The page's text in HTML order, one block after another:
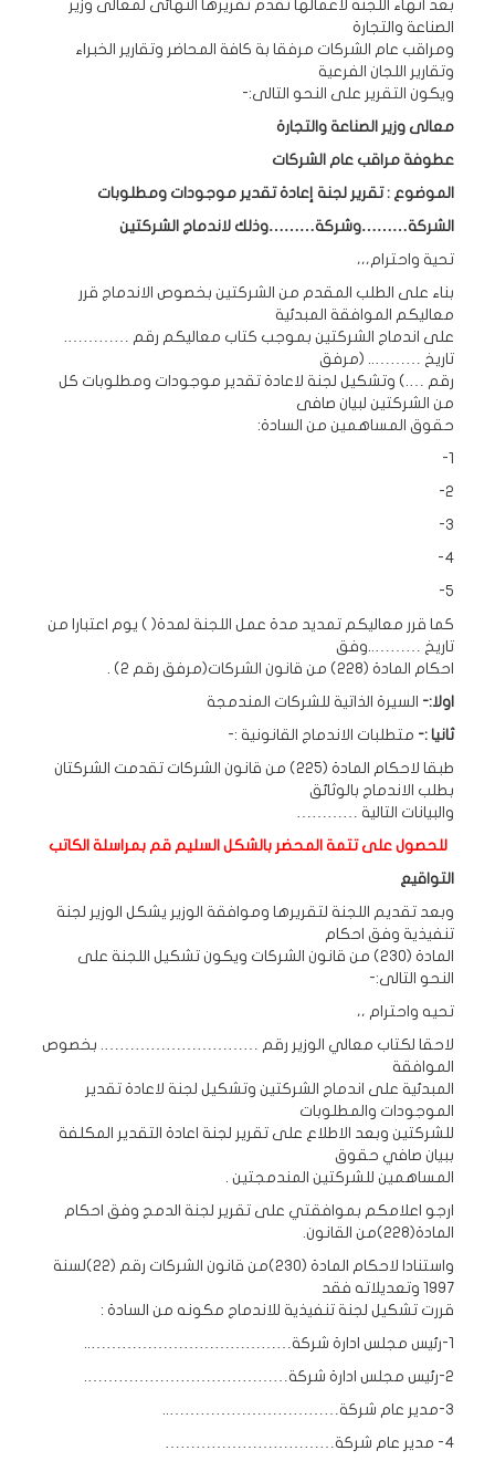
بعد انهاء اللجنة لاعمالها تقدم تقريرها النهائى لمعالى وزير
الصناعة والتجارة
ومراقب عام الشركات مرفقا بة كافة المحاضر وتقارير الخبراء
وتقارير اللجان الفرعية
ويكون التقرير على النحو التالى:-
معالى وزير الصناعة والتجارة
عطوفة مراقب عام الشركات
الموضوع : تقرير لجنة إعادة تقدير موجودات ومطلوبات
الشركة………وشركة………وذلك لاندماج الشركتين
تحية واحترام،،،
بناء على الطلب المقدم من الشركتين بخصوص الاندماج قرر
معاليكم الموافقة المبدئية
على اندماج الشركتين بموجب كتاب معاليكم رقم ………….
تاريخ ……….. (مرفق
رقم ….) وتشكيل لجنة لاعادة تقدير موجودات ومطلوبات كل
من الشركتين لبيان صافى
حقوق المساهمين من السادة:
1-
2-
3-
4-
5-
كما قرر معاليكم تمديد مدة عمل اللجنة لمدة( ) يوم اعتبارا من
تاريخ ………..وفق
احكام المادة (228) من قانون الشركات(مرفق رقم 2) .
اولا:- السيرة الذاتية للشركات المندمجة
ثانيا :- متطلبات الاندماج القانونية :-
طبقا لاحكام المادة (225) من قانون الشركات تقدمت الشركتان
بطلب الاندماج بالوثائق
والبيانات التالية …………
للحصول على تتمة المحضر بالشكل السليم قم بمراسلة الكاتب
التواقيع
وبعد تقديم اللجنة لتقريرها وموافقة الوزير يشكل الوزير لجنة
تنفيذية وفق احكام
المادة (230) من قانون الشركات ويكون تشكيل اللجنة على
النحو التالى:-
تحيه واحترام ،،
لاحقا لكتاب معالي الوزير رقم …………………………. بخصوص
الموافقة
المبدئية على اندماج الشركتين وتشكيل لجنة لاعادة تقدير
الموجودات والمطلوبات
للشركتين وبعد الاطلاع على تقرير لجنة اعادة التقدير المكلفة
ببيان صافي حقوق
المساهمين للشركتين المندمجتين .
ارجو اعلامكم بموافقتي على تقرير لجنة الدمج وفق احكام
المادة(228)من القانون.
واستنادا لاحكام المادة (230)من قانون الشركات رقم (22)لسنة
1997 وتعديلاته فقد
قررت تشكيل لجنة تنفيذية للاندماج مكونه من السادة :
1-رئيس مجلس ادارة شركة…………………………………..
2-رئيس مجلس ادارة شركة………………………………….
3-مدير عام شركة……………………………..
4- مدير عام شركة……………………………